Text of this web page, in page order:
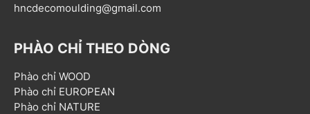
hncdecomoulding@gmail.com
PHÀO CHỈ THEO DÒNG
Phào chỉ WOOD
Phào chỉ EUROPEAN
Phào chỉ NATURE